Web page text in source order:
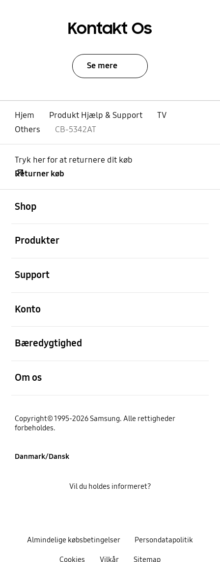
Kontakt Os
Se mere
Hjem Produkt Hjælp & Support
TV
Others
CB-5342AT
Tryk her for at returnere dit køb
Returner køb
Shop
Produkter
Support
Konto
Bæredygtighed
Om os
Copyright© 1995-2026 Samsung. Alle rettigheder
forbeholdes.
Danmark/Dansk
Almindelige købsbetingelser Persondatapolitik
Cookies Vilkår Sitemap
Vil du holdes informeret?